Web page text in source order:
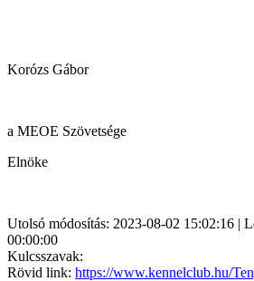
Korózs Gábor
a MEOE Szövetsége
Elnöke
Utolsó módosítás: 2023-08-02 15:02:16 |
00:00:00
Kulcsszavak:
Rövid link: https://www.kennelclub.hu/